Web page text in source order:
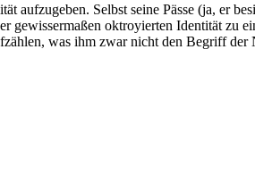
aufzugeben. Selbst seine Pässe (ja, er
oktroyierten Identität zu
was ihm zwar nicht den Begriff der